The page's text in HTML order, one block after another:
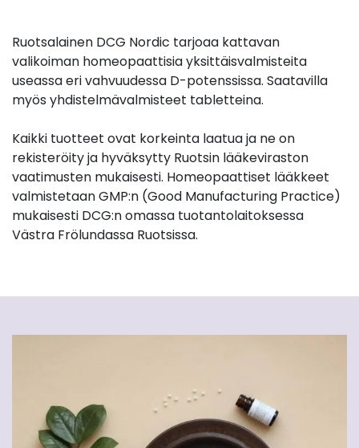
Ruotsalainen DCG Nordic tarjoaa kattavan
valikoiman homeopaattisia yksittäisvalmisteita
useassa eri vahvuudessa D-potenssissa. Saatavilla
myös yhdistelmävalmisteet tabletteina.
Kaikki tuotteet ovat korkeinta laatua ja ne on
rekisteröity ja hyväksytty Ruotsin lääkeviraston
vaatimusten mukaisesti. Homeopaattiset lääkkeet
valmistetaan GMP:n (Good Manufacturing Practice)
mukaisesti DCG:n omassa tuotantolaitoksessa
Västra Frölundassa Ruotsissa.